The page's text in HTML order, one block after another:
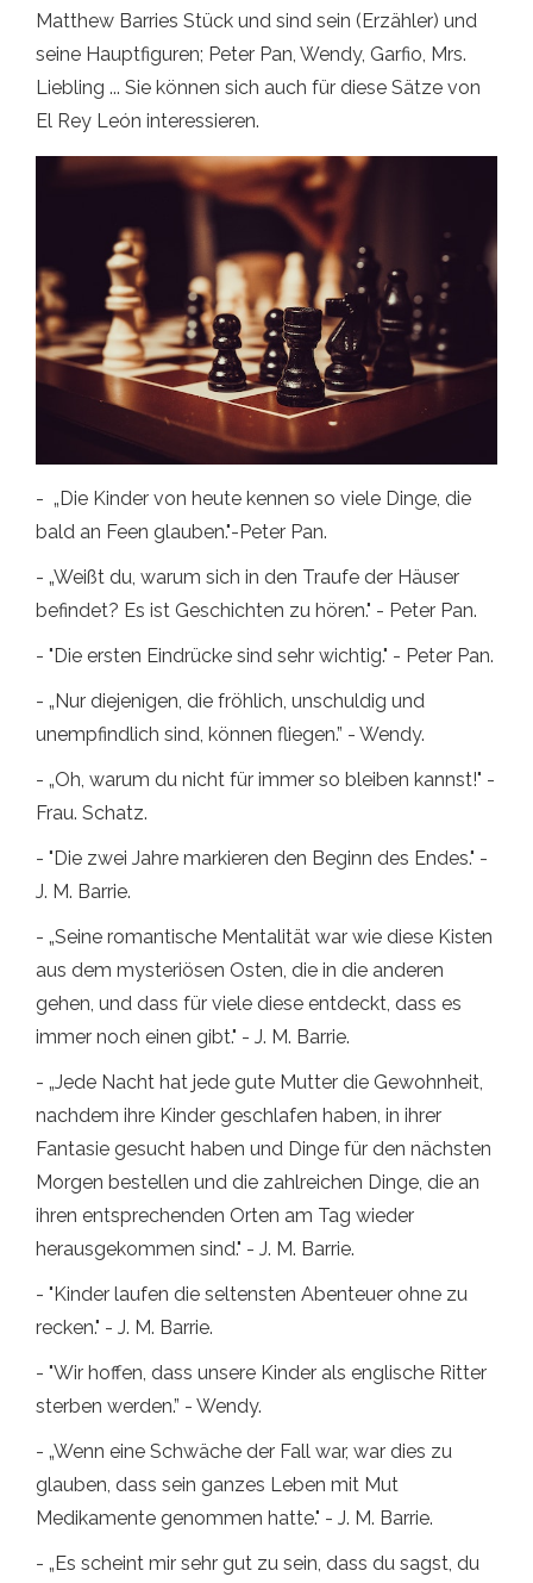
Matthew Barries Stück und sind sein (Erzähler) und
seine Hauptfiguren; Peter Pan, Wendy, Garfio, Mrs.
Liebling ... Sie können sich auch für diese Sätze von
El Rey León interessieren.
- „Die Kinder von heute kennen so viele Dinge, die
bald an Feen glauben."-Peter Pan.
- „Weißt du, warum sich in den Traufe der Häuser
befindet? Es ist Geschichten zu hören." - Peter Pan.
- "Die ersten Eindrücke sind sehr wichtig." - Peter Pan.
- „Nur diejenigen, die fröhlich, unschuldig und
unempfindlich sind, können fliegen.” - Wendy.
- „Oh, warum du nicht für immer so bleiben kannst!" -
Frau. Schatz.
- "Die zwei Jahre markieren den Beginn des Endes." -
J. M. Barrie.
- „Seine romantische Mentalität war wie diese Kisten
aus dem mysteriösen Osten, die in die anderen
gehen, und dass für viele diese entdeckt, dass es
immer noch einen gibt." - J. M. Barrie.
- „Jede Nacht hat jede gute Mutter die Gewohnheit,
nachdem ihre Kinder geschlafen haben, in ihrer
Fantasie gesucht haben und Dinge für den nächsten
Morgen bestellen und die zahlreichen Dinge, die an
ihren entsprechenden Orten am Tag wieder
herausgekommen sind." - J. M. Barrie.
- "Kinder laufen die seltensten Abenteuer ohne zu
recken." - J. M. Barrie.
- "Wir hoffen, dass unsere Kinder als englische Ritter
sterben werden.” - Wendy.
- „Wenn eine Schwäche der Fall war, war dies zu
glauben, dass sein ganzes Leben mit Mut
Medikamente genommen hatte." - J. M. Barrie.
- „Es scheint mir sehr gut zu sein, dass du sagst, du